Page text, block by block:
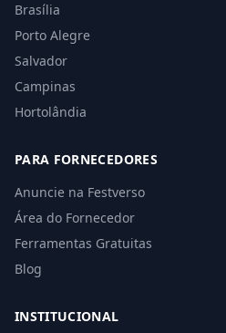
Brasília
Porto Alegre
Salvador
Campinas
Hortolândia
PARA FORNECEDORES
Anuncie na Festverso
Área do Fornecedor
Ferramentas Gratuitas
Blog
INSTITUCIONAL